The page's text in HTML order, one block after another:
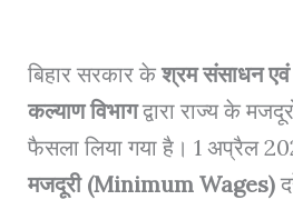
बिहार सरकार केश्रम संसाधन एवं
कल्याण विभागद्वारा राज्य के
फैसला लिया गया है। 1 अप्रैल
मजदूरी (Minimum Wages)